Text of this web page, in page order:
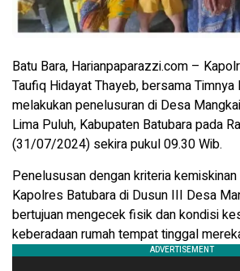
Batu Bara, Harianpaparazzi.com –
Taufiq Hidayat Thayeb, bersama
melakukan penelusuran di Desa
Lima Puluh, Kabupaten Batubara pada
(31/07/2024) sekira pukul 09.30 Wib.
Penelususan dengan kriteria
Kapolres Batubara di Dusun III Desa
bertujuan mengecek fisik dan kondisi
keberadaan rumah tempat tinggal